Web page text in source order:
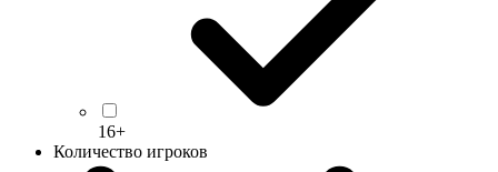
16+
Количество игроков